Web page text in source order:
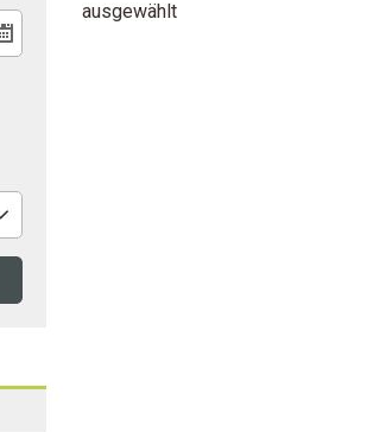
ausgewählt